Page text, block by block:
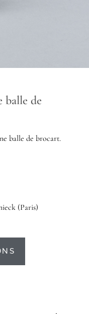
balle de
balle de brocart.
(Paris)